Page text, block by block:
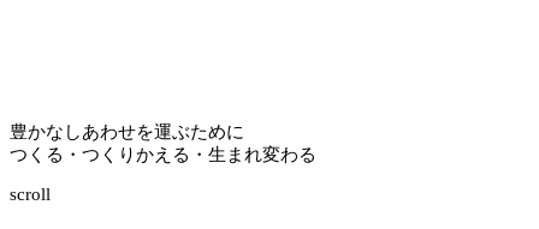
豊かなしあわせを運ぶために
つくる・つくりかえる・生まれ変わる
scroll